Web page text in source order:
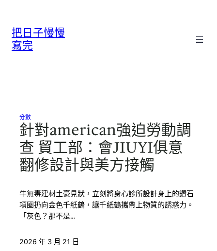
把日子慢慢
寫完
分數
針對american強迫勞動調
查 貿工部：會JIUYI俱意
翻修設計與美方接觸
牛無毒建材土豪見狀，立刻將身心診所設計身上的鑽石
項圈扔向金色千紙鶴，讓千紙鶴攜帶上物質的誘惑力。
「灰色？那不是…
2026 年 3 月 21 日